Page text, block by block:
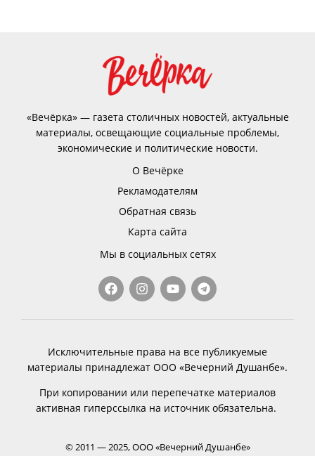
«Вечёрка» — газета столичных новостей, актуальные
материалы, освещающие социальные проблемы,
экономические и политические новости.
О Вечёрке
Рекламодателям
Обратная связь
Карта сайта
Мы в социальных сетях
Исключительные права на все публикуемые
материалы принадлежат ООО «Вечерний Душанбе».
При копировании или перепечатке материалов
активная гиперссылка на источник обязательна.
© 2011 — 2025, ООО «Вечерний Душанбе»